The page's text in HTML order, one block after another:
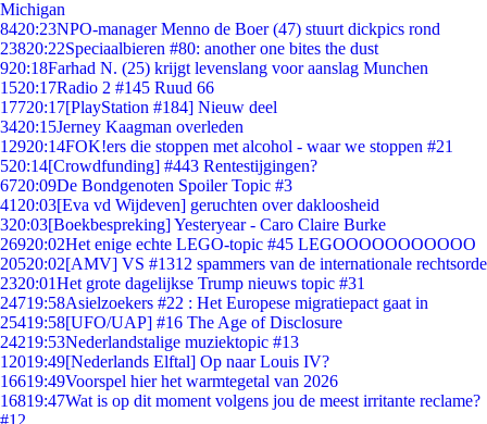
Michigan
8420:23NPO-manager Menno de Boer (47) stuurt dickpics rond
23820:22Speciaalbieren #80: another one bites the dust
920:18Farhad N. (25) krijgt levenslang voor aanslag Munchen
1520:17Radio 2 #145 Ruud 66
17720:17[PlayStation #184] Nieuw deel
3420:15Jerney Kaagman overleden
12920:14FOK!ers die stoppen met alcohol - waar we stoppen #21
520:14[Crowdfunding] #443 Rentestijgingen?
6720:09De Bondgenoten Spoiler Topic #3
41 20:03[Eva vd Wijdeven] geruchten over dakloosheid
320:03[Boekbespreking] Yesteryear - Caro Claire Burke
26920:02Het enige echte LEGO-topic #45 LEGOOOOOOOOOOO
20520:02[AMV] VS #1312 spammers van de internationale rechtsorde
2320:01Het grote dagelijkse Trump nieuws topic #31
24719:58Asielzoekers #22 : Het Europese migratiepact gaat in
25419:58[UFO/UAP] #16 The Age of Disclosure
24219:53Nederlandstalige muziektopic #13
12019:49[Nederlands Elftal] Op naar Louis IV?
16619:49Voorspel hier het warmtegetal van 2026
16819:47Wat is op dit moment volgens jou de meest irritante reclame?
#12